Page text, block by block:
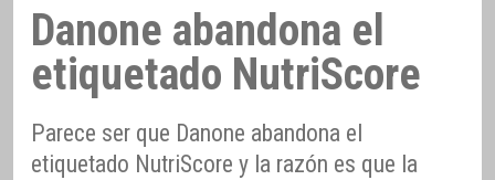
Danone abandona el
etiquetado NutriScore
Parece ser que Danone abandona el
etiquetado NutriScore y la razón es que la